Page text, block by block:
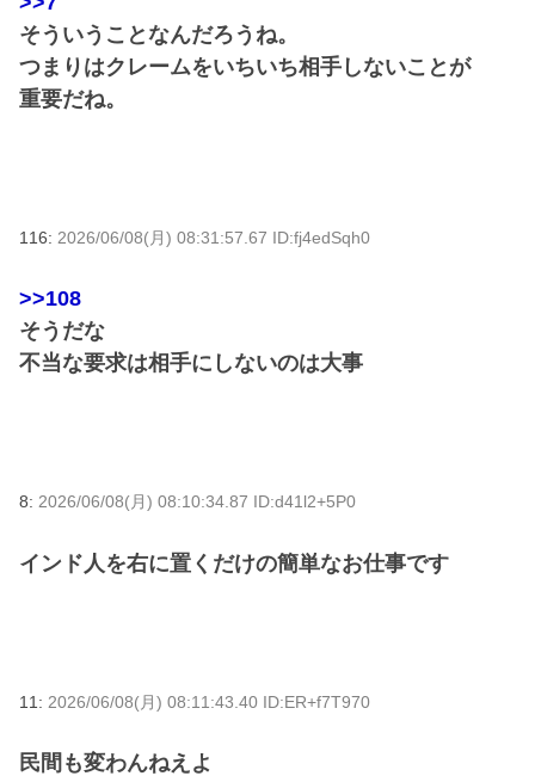
そういうことなんだろうね。
つまりはクレームをいちいち相手しないことが
重要だね。
116: 2026/06/08(月) 08:31:57.67 ID:fj4edSqh0
>>108
そうだな
不当な要求は相手にしないのは大事
8: 2026/06/08(月) 08:10:34.87 ID:d41l2+5P0
インド人を右に置くだけの簡単なお仕事です
11: 2026/06/08(月) 08:11:43.40 ID:ER+f7T970
民間も変わんねえよ